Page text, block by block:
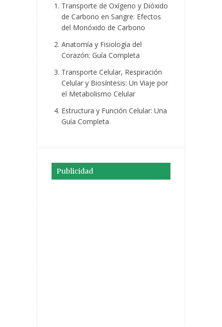
Transporte de Oxígeno y Dióxido
de Carbono en Sangre: Efectos
del Monóxido de Carbono
Anatomía y Fisiología del
Corazón: Guía Completa
Transporte Celular, Respiración
Celular y Biosíntesis: Un Viaje por
el Metabolismo Celular
Estructura y Función Celular: Una
Guía Completa
Publicidad